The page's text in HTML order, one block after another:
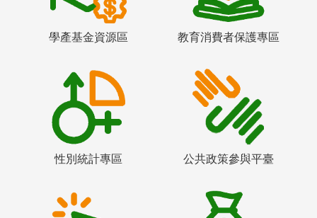
學產基金資源區 教育消費者保護專區
性別統計專區 公共政策參與平臺